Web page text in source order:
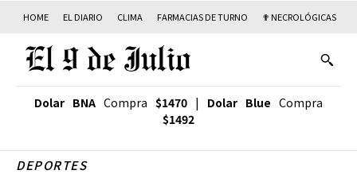
HOME EL DIARIO CLIMA FARMACIAS DE TURNO ✟ NECROLÓGICAS
Dolar BNA Compra $1470 | Dolar Blue Compra
$1492
DEPORTES